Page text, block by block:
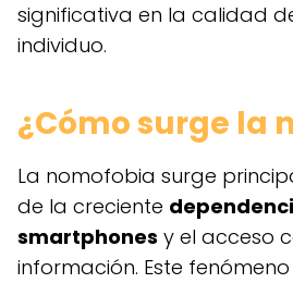
significativa en la calidad
individuo.
¿Cómo surge la
La nomofobia surge
de la creciente
smartphones y el acceso
información. Este